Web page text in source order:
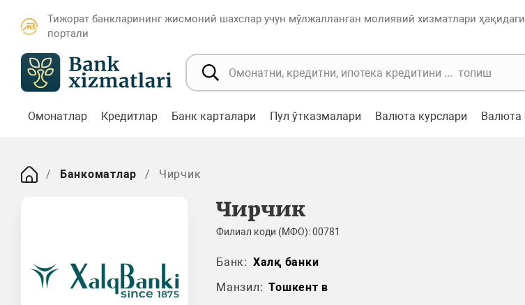
Тижорат банкларининг жисмоний шахслар учун мўлжалланган молиявий хизматлари
портали
Омонатлар Кредитлар Банк карталари Пул ўтказмалари Валюта курслари Валюта
Банкоматлар Чирчик
Чирчик
Филиал коди (МФО): 00781
Банк: Халқ банки
Манзил: Тошкент в